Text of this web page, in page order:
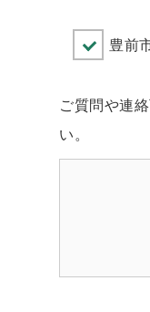
豊前
ご質問や連
い。